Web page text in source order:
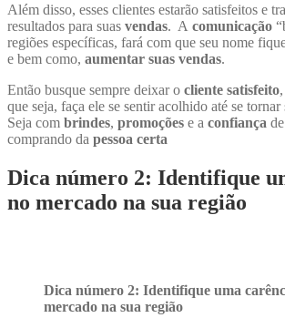
Além disso, esses clientes estarão satisfeitos e
resultados para suas vendas. A comunicação
regiões específicas, fará com que seu nome
e bem como, aumentar suas vendas.
Então busque sempre deixar o cliente satisfeito
que seja, faça ele se sentir acolhido até se tornar
Seja com brindes, promoções e a confiança
comprando da pessoa certa
Dica número 2: Identifique
no mercado na sua região
Dica número 2: Identifique uma
mercado na sua região